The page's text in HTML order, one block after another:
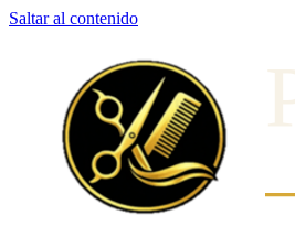
Saltar al contenido